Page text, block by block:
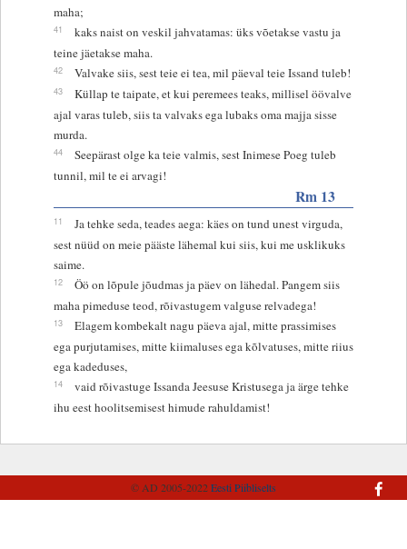
maha;
41
kaks naist on veskil jahvatamas: üks võetakse vastu ja
teine jäetakse maha.
42 Valvake siis, sest teie ei tea, mil päeval teie Issand tuleb!
43
Küllap te taipate, et kui peremees teaks, millisel öövalve
ajal varas tuleb, siis ta valvaks ega lubaks oma majja sisse
murda.
44
Seepärast olge ka teie valmis, sest Inimese Poeg tuleb
tunnil, mil te ei arvagi!
Rm 13
11
Ja tehke seda, teades aega: käes on tund unest virguda,
sest nüüd on meie pääste lähemal kui siis, kui me usklikuks
saime.
12
Öö on lõpule jõudmas ja päev on lähedal. Pangem siis
maha pimeduse teod, rõivastugem valguse relvadega!
13
Elagem kombekalt nagu päeva ajal, mitte prassimises
ega purjutamises, mitte kiimaluses ega kõlvatuses, mitte riius
ega kadeduses,
14
vaid rõivastuge Issanda Jeesuse Kristusega ja ärge tehke
ihu eest hoolitsemisest himude rahuldamist!
© AD 2005-2022Eesti Piibliselts